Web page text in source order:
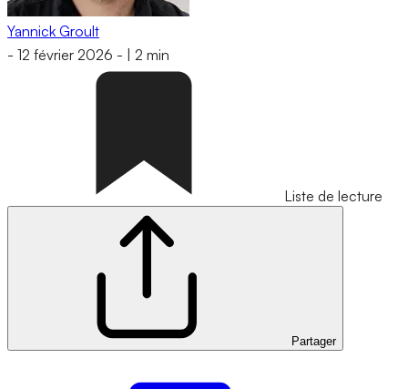
Yannick Groult
- 12 février 2026 - 2 min
Liste de lecture
Partager